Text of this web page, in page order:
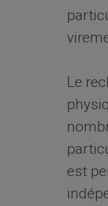
Le
est